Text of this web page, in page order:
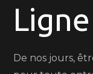
Ligne
De nos jours,